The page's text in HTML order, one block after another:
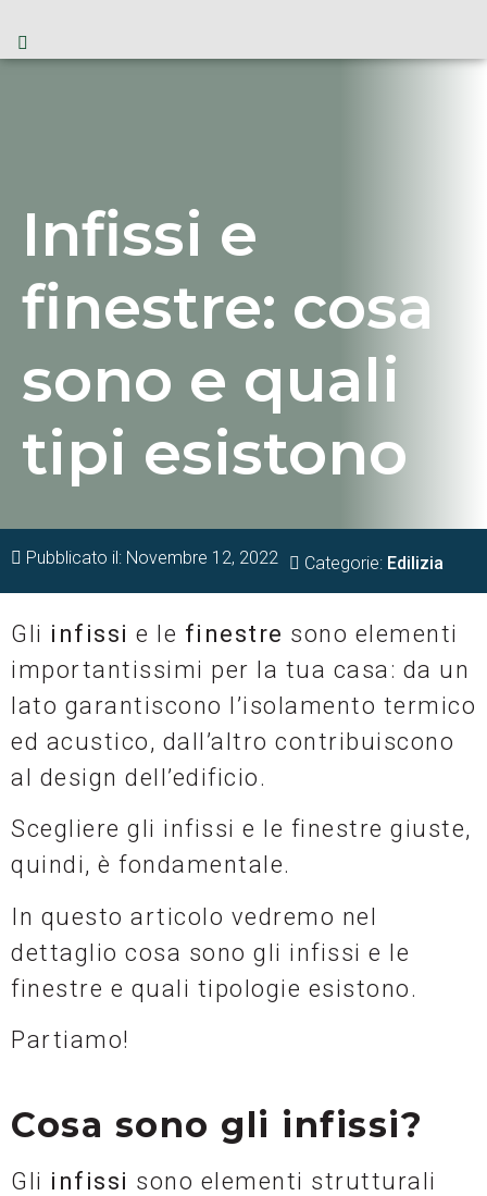
Infissi e
finestre: cosa
sono e quali
tipi esistono
Pubblicato il: Novembre 12, 2022 Categorie: Edilizia
Gli infissi e le finestre sono elementi
importantissimi per la tua casa: da un
lato garantiscono l’isolamento termico
ed acustico, dall’altro contribuiscono
al design dell’edificio.
Scegliere gli infissi e le finestre giuste,
quindi, è fondamentale.
In questo articolo vedremo nel
dettaglio cosa sono gli infissi e le
finestre e quali tipologie esistono.
Partiamo!
Cosa sono gli infissi?
Gli infissi sono elementi strutturali